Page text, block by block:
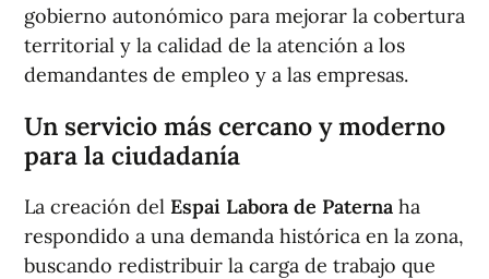
gobierno autonómico para mejorar la cobertura
territorial y la calidad de la atención a los
demandantes de empleo y a las empresas.
Un servicio más cercano y moderno
para la ciudadanía
La creación del Espai Labora de Paterna ha
respondido a una demanda histórica en la zona,
buscando redistribuir la carga de trabajo que